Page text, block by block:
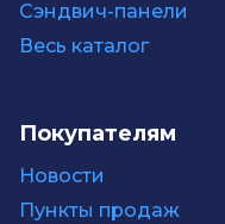
Сэндвич-панели
Весь каталог
Покупателям
Новости
Пункты продаж